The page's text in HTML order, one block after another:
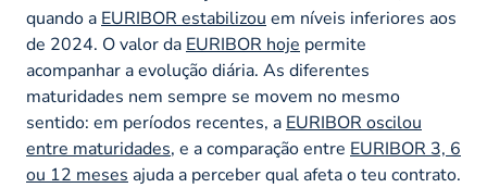
quando a EURIBOR estabilizou em níveis inferiores aos
de 2024. O valor da EURIBOR hoje permite
acompanhar a evolução diária. As diferentes
maturidades nem sempre se movem no mesmo
sentido: em períodos recentes, a EURIBOR oscilou
entre maturidades, e a comparação entre EURIBOR 3, 6
ou 12 meses ajuda a perceber qual afeta o teu contrato.